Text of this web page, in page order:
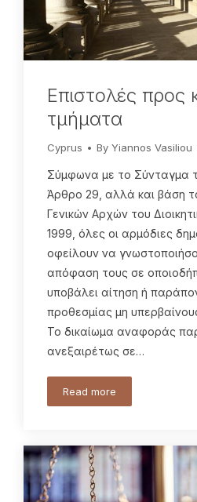
Επιστολές προς
τμήματα
Cyprus By Yiannos Vasiliou
Σύμφωνα με το Σύνταγμα
Άρθρο 29, αλλά και βάση
Γενικών Αρχών του
1999, όλες οι αρμόδιες
οφείλουν να
απόφαση τους σε
υποβάλει αίτηση ή
προθεσμίας μη
Το δικαίωμα αναφοράς
ανεξαιρέτως σε…
Read more